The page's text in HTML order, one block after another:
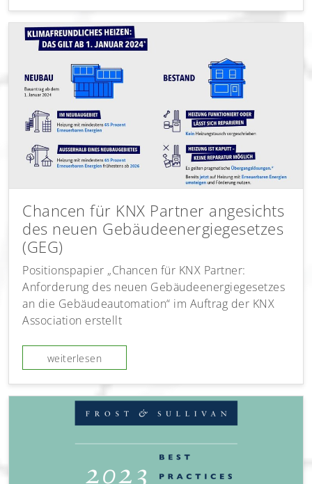
Chancen für KNX Partner angesichts
des neuen Gebäudeenergiegesetzes
(GEG)
Positionspapier „Chancen für KNX Partner:
Anforderung des neuen Gebäudeenergiegesetzes
an die Gebäudeautomation“ im Auftrag der KNX
Association erstellt
weiterlesen